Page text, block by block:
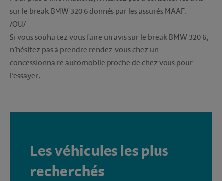
sur le break BMW 320 6 donnés par les assurés MAAF.
/OU/
Si vous souhaitez vous faire un avis sur le break BMW 320 6,
n’hésitez pas à prendre rendez-vous chez un
concessionnaire automobile proche de chez vous pour
l’essayer.
Les véhicules les plus
recherchés